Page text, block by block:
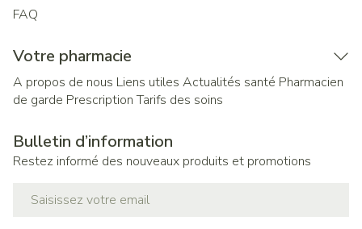
FAQ
Votre pharmacie
A propos de nous Liens utiles Actualités santé Pharmacien
de garde Prescription Tarifs des soins
Bulletin d’information
Restez informé des nouveaux produits et promotions